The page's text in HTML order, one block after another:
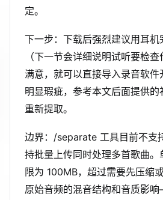
定。
下一步：下载后强烈建议用耳
（下一节会详细说明试听要检
满意，就可以直接导入录音软件
明显瑕疵，参考本文后面提供
重新提取。
边界：/separate 工具目前不支
持批量上传同时处理多首歌曲。
限为 100MB，超过需要先压缩
原始音频的混音结构和音质影